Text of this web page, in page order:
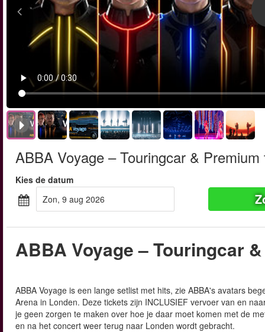
ABBA Voyage – Touringcar & Premium
Kies de datum
zon, 9 aug 2026
ABBA Voyage – Touringcar
ABBA Voyage is een lange setlist met hits, zie ABBA's avatars
Arena in Londen. Deze tickets zijn INCLUSIEF vervoer van en
je geen zorgen te maken over hoe je daar moet komen met de
en na het concert weer terug naar Londen wordt gebracht.